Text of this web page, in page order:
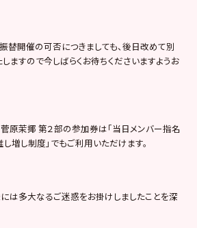
替開催の可否につきましても、後日改めて別
ますので今しばらくお待ちくださいますようお
菅原茉揶 第２部の参加券は「当日メンバー指名
し増し制度」でもご利用いただけます。
は多大なるご迷惑をお掛けしましたことを深